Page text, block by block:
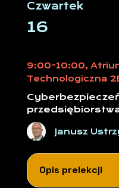
Czwartek
16
9:00-10:00,
Technologiczna
Janusz
Opis prelekcji